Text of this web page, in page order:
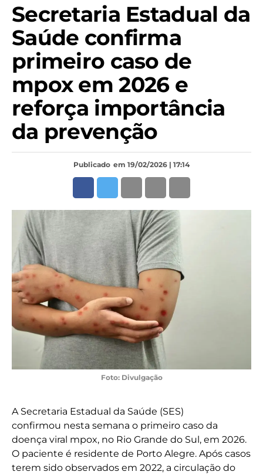
Secretaria Estadual da
Saúde confirma
primeiro caso de
mpox em 2026 e
reforça importância
da prevenção
Publicado em 19/02/2026 | 17:14
Foto: Divulgação
A Secretaria Estadual da Saúde (SES)
confirmou nesta semana o primeiro caso da
doença viral mpox, no Rio Grande do Sul, em 2026.
O paciente é residente de Porto Alegre. Após casos
terem sido observados em 2022, a circulação do